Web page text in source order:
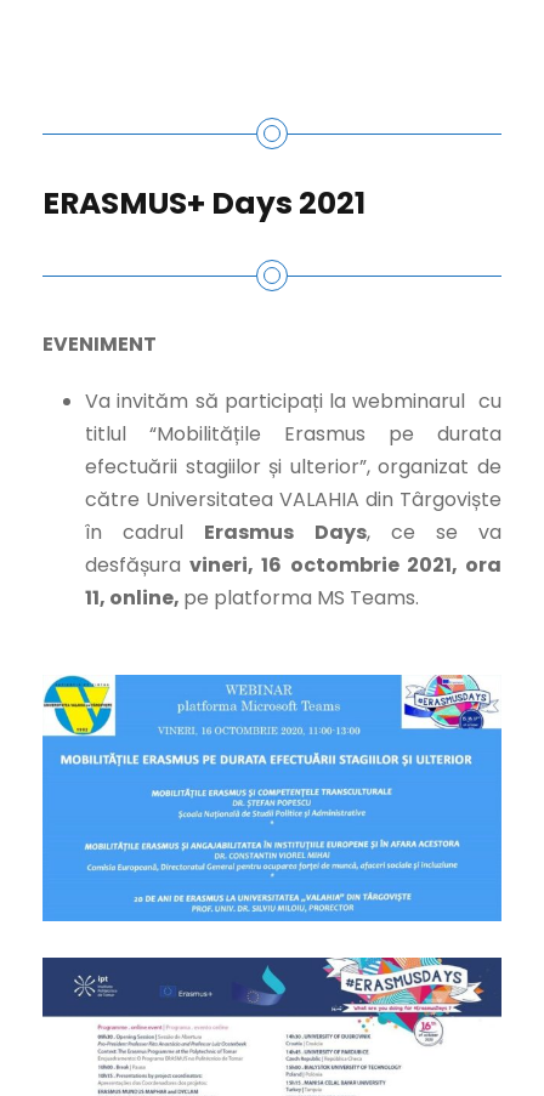
ERASMUS+ Days 2021
EVENIMENT
Va invităm să participați la webminarul cu
titlul “Mobilitățile Erasmus pe durata
efectuării stagiilor și ulterior”,organizat de
către Universitatea VALAHIA din Târgoviște
în cadrul Erasmus Days, ce se va
desfășuravineri, 16 octombrie 2021, ora
11, online, pe platforma MS Teams.